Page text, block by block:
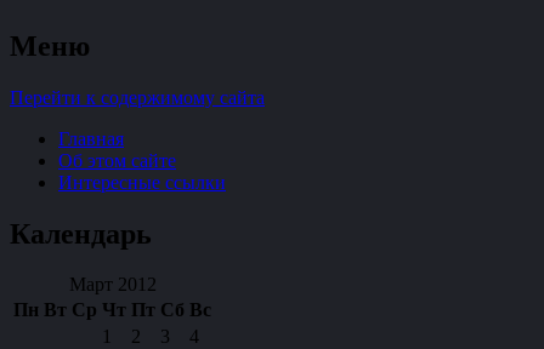
TopDesk
судомоделизм и стендовые модели
Меню
Перейти к содержимому сайта
Главная
Об этом сайте
Интересные ссылки
Календарь
Март 2012
Пн Вт Ср Чт Пт Сб Вс
1
2 3
4